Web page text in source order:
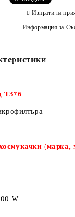
Изпрати на
Информация за
Т376
(марка,
W